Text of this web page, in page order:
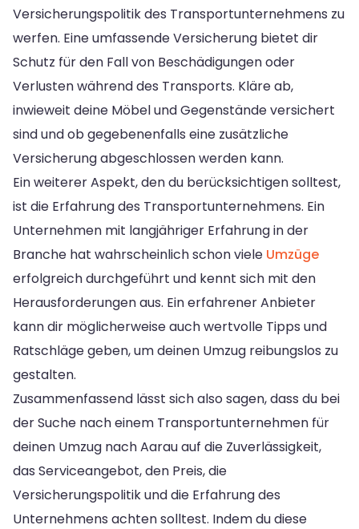
Versicherungspolitik des Transportunternehmens zu
werfen. Eine umfassende Versicherung bietet dir
Schutz für den Fall von Beschädigungen oder
Verlusten während des Transports. Kläre ab,
inwieweit deine Möbel und Gegenstände versichert
sind und ob gegebenenfalls eine zusätzliche
Versicherung abgeschlossen werden kann.
Ein weiterer Aspekt, den du berücksichtigen solltest,
ist die Erfahrung des Transportunternehmens. Ein
Unternehmen mit langjähriger Erfahrung in der
Branche hat wahrscheinlich schon viele Umzüge
erfolgreich durchgeführt und kennt sich mit den
Herausforderungen aus. Ein erfahrener Anbieter
kann dir möglicherweise auch wertvolle Tipps und
Ratschläge geben, um deinen Umzug reibungslos zu
gestalten.
Zusammenfassend lässt sich also sagen, dass du bei
der Suche nach einem Transportunternehmen für
deinen Umzug nach Aarau auf die Zuverlässigkeit,
das Serviceangebot, den Preis, die
Versicherungspolitik und die Erfahrung des
Unternehmens achten solltest. Indem du diese